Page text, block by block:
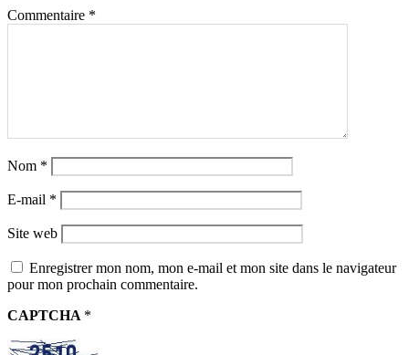
Commentaire *
Nom *
E-mail *
Site web
Enregistrer mon nom, mon e-mail et mon site dans le navigateur
pour mon prochain commentaire.
CAPTCHA *